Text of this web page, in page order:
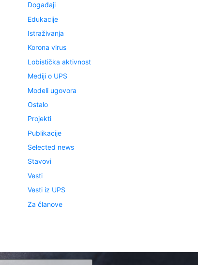
Događaji
Edukacije
Istraživanja
Korona virus
Lobistička aktivnost
Mediji o UPS
Modeli ugovora
Ostalo
Projekti
Publikacije
Selected news
Stavovi
Vesti
Vesti iz UPS
Za članove